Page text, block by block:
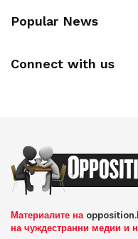
Popular News
Connect with us
Материалите на
на чуждестранни медии и